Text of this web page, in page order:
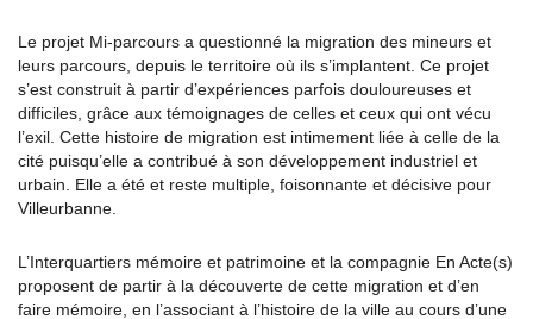
Le projet Mi-parcours a questionné la migration des mineurs et
leurs parcours, depuis le territoire où ils s’implantent. Ce projet
s’est construit à partir d’expériences parfois douloureuses et
difficiles, grâce aux témoignages de celles et ceux qui ont vécu
l’exil. Cette histoire de migration est intimement liée à celle de la
cité puisqu’elle a contribué à son développement industriel et
urbain. Elle a été et reste multiple, foisonnante et décisive pour
Villeurbanne.
L’Interquartiers mémoire et patrimoine et la compagnie En Acte(s)
proposent de partir à la découverte de cette migration et d’en
faire mémoire, en l’associant à l’histoire de la ville au cours d’une